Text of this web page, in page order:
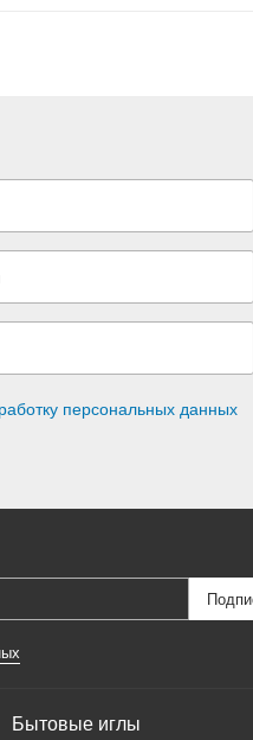
персональных данных
Бытовые иглы